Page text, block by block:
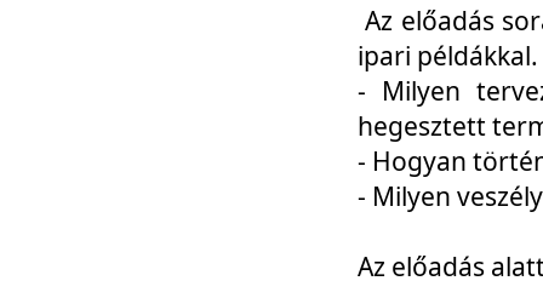
Az előadás
ipari
- Milyen
hegesztett
- Hogyan
- Milyen
Az előadás